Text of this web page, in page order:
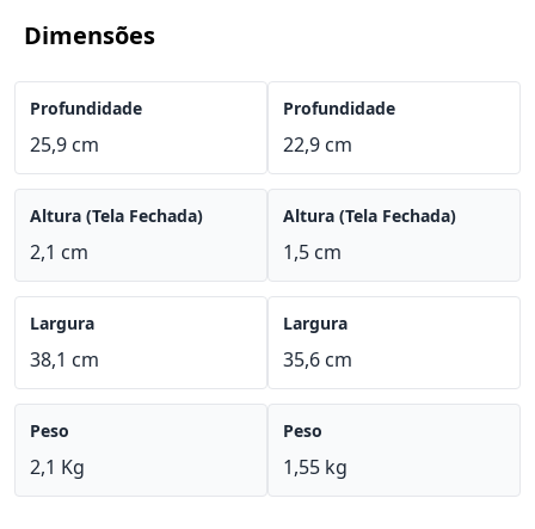
Dimensões
Profundidade
25,9 cm
Altura (Tela Fechada)
2,1 cm
Largura
38,1 cm
Peso
2,1 Kg
Profundidade
22,9 cm
Altura (Tela Fechada)
1,5 cm
Largura
35,6 cm
Peso
1,55 kg